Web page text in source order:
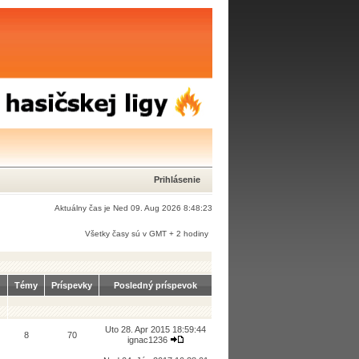
Prihlásenie
Aktuálny čas je Ned 09. Aug 2026 8:48:23
Všetky časy sú v GMT + 2 hodiny
Témy Príspevky Posledný príspevok
8 70
Uto 28. Apr 2015 18:59:44
ignac1236